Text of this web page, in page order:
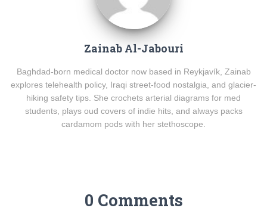
Zainab Al-Jabouri
Baghdad-born medical doctor now based in Reykjavík, Zainab
explores telehealth policy, Iraqi street-food nostalgia, and glacier-
hiking safety tips. She crochets arterial diagrams for med
students, plays oud covers of indie hits, and always packs
cardamom pods with her stethoscope.
0 Comments